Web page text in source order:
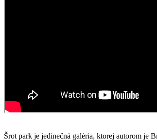
Šrot park je jedinečná galéria, ktorej autorom je